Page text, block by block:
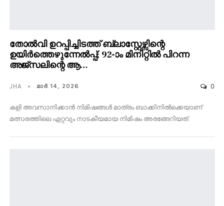
തോൽവി ഉറപ്പിച്ചിടത്ത് ബ്ലാസ്റ്റേഴ്സിന്റെ
ഉയിർത്തെഴുന്നേൽപ്പ്; 92-ാം മിനിറ്റിൽ പിറന്ന
അജ്‌സലിന്റെ ആ…
JHA മാര്‍ 14, 2026 0
കളി അവസാനിക്കാൻ നിമിഷങ്ങൾ മാത്രം ബാക്കിനിൽക്കെയാണ്
മത്സരത്തിലെ ഏറ്റവും നാടകീയമായ നിമിഷം അരങ്ങേറിയത്.